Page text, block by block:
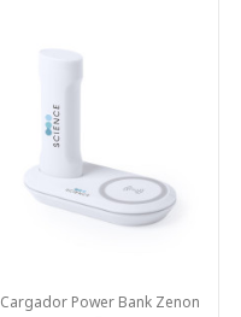
Cargador Power Bank Zenon